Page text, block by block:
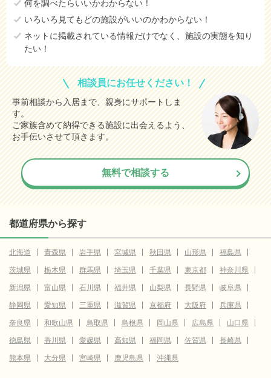
何を調べたらいいかわからない！
いろいろ見てもどの施設がいいのかわからない！
ネットに掲載されている情報だけでなく、施設の実態を知り
たい！
相談員にお任せください！
事前相談から入居まで、親身にサポートしま
す。
ご家族含めて納得できる施設に出会えるよう、
お手伝いさせて頂きます。
無料で相談する
都道府県から探す
北海道 青森県 岩手県 宮城県 秋田県 山形県
福島県
茨城県
栃木県 群馬県 埼玉県 千葉県 東京都
神奈川県
新潟県
富山県 石川県 福井県 山梨県 長野県
岐阜県
静岡県
愛知県 三重県 滋賀県 京都府 大阪府
兵庫県
奈良県
和歌山県 鳥取県 島根県 岡山県 広島県
山口県
徳島県
香川県 愛媛県 高知県 福岡県 佐賀県
長崎県
熊本県
大分県 宮崎県 鹿児島県 沖縄県